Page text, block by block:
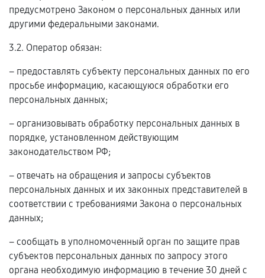
предусмотрено Законом о персональных данных или
другими федеральными законами.
3.2. Оператор обязан:
– предоставлять субъекту персональных данных по его
просьбе информацию, касающуюся обработки его
персональных данных;
– организовывать обработку персональных данных в
порядке, установленном действующим
законодательством РФ;
– отвечать на обращения и запросы субъектов
персональных данных и их законных представителей в
соответствии с требованиями Закона о персональных
данных;
– сообщать в уполномоченный орган по защите прав
субъектов персональных данных по запросу этого
органа необходимую информацию в течение 30 дней с